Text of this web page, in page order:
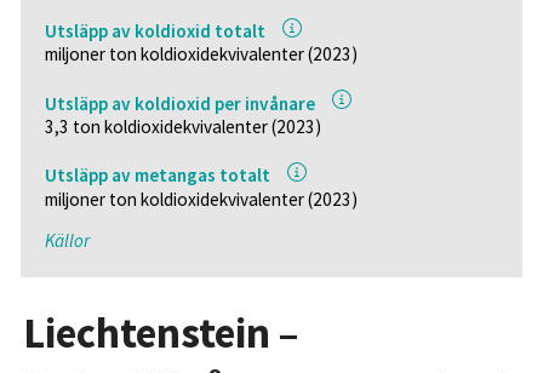
Utsläpp av koldioxid totalt
miljoner ton koldioxidekvivalenter (2023)
Utsläpp av koldioxid per invånare
3,3 ton koldioxidekvivalenter (2023)
Utsläpp av metangas totalt
miljoner ton koldioxidekvivalenter (2023)
Källor
Liechtenstein –